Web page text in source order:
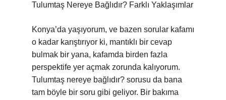
Tulumtaş Nereye Bağlıdır? Farklı Yaklaşımlar
Konya’da yaşıyorum, ve bazen sorular kafamı
o kadar karıştırıyor ki, mantıklı bir cevap
bulmak bir yana, kafamda birden fazla
perspektife yer açmak zorunda kalıyorum.
Tulumtaş nereye bağlıdır? sorusu da bana
tam böyle bir soru gibi geliyor. Bir bakıma